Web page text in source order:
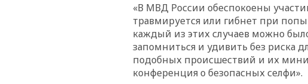
«В МВД России обеспокоены
травмируется или гибнет при
каждый из этих случаев можно
запомниться и удивить без риска
подобных происшествий и их
конференция о безопасных селфи».